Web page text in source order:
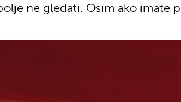
ne gledati. Osim ako imate